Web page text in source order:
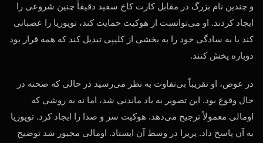
و چندین نام بزرگ در مقابل کارت کاخ سفید دقیقاً چنین شروعی را
ایجاد کردند. او می‌توانست از هوکیت حمایت کند، توپوریا را عصبانی
کند یا به سادگی خود را به بخشی از کلیپی تبدیل کند که همه قرار بود
دوباره پخش کنند.
در عوض، او تقریباً بی‌تفاوت به نظر می‌رسید در حالی که صحنه در
حال وقوع بود. این تصویر به یاد ماندنی شد، اما نه به روشی که
اومالی معمولاً ترجیح می‌دهد. هوکیت سر و صدا را ایجاد کرد. توپوریا
به آن پاسخ داد. پریرا در وسط آن ایستاد. اومالی مجبور شد توضیح